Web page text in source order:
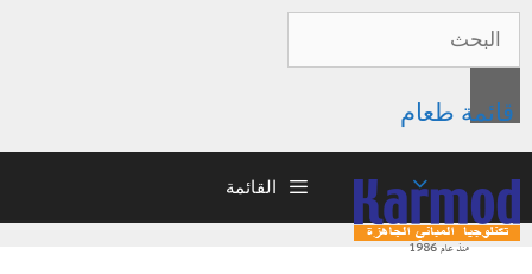
قائمة طعام
القائمة